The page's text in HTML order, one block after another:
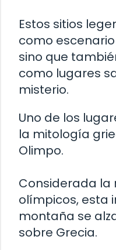
Estos sitios
como
sino que
como lugares
misterio.
Uno de los
la mitología
Olimpo.
Considerada la
olímpicos, esta
montaña se
sobre Grecia.